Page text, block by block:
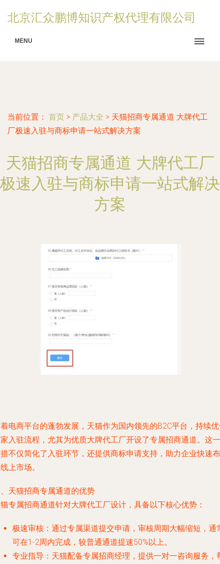
北京汇众鹏博知识产权代理有限公司
MENU
当前位置： 首页 > 产品大全 > 天猫招商专属通道 大牌代工
厂极速入驻与商标申请一站式解决方案
天猫招商专属通道 大牌代工厂
极速入驻与商标申请一站式解决
方案
电商平台的蓬勃发展，天猫作为国内领先的B2C平台，持续
入驻流程，尤其为优质大牌代工厂开设了专属招商通道。这一
不仅简化了入驻环节，还提供商标申请支持，助力企业快速布
上市场。
天猫招商专属通道的优势
专属招商通道针对大牌代工厂设计，具备以下核心优势：
极速审核 ：通过专属渠道提交申请，审核周期大幅缩短，通
可在1-2周内完成，较普通通道提速50%以上。
专业指导 ：天猫配备专属招商经理，提供一对一咨询服务，